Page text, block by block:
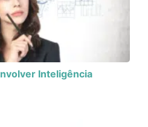
Inteligência